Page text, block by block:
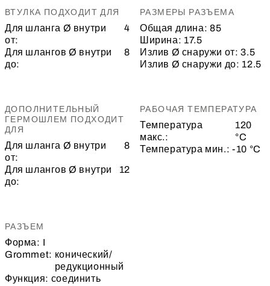
ВТУЛКА ПОДХОДИТ ДЛЯ
Для шланга Ø внутри
от:
4
Для шлангов Ø внутри
до:
8
РАЗМЕРЫ РАЗЪЕМА
Общая длина: 85
Ширина: 17.5
Излив Ø снаружи от: 3.5
Излив Ø снаружи до: 12.5
ДОПОЛНИТЕЛЬНЫЙ
ГЕРМОШЛЕМ ПОДХОДИТ
ДЛЯ
Для шланга Ø внутри
от:
8
Для шлангов Ø внутри
до:
12
РАБОЧАЯ ТЕМПЕРАТУРА
Температура
макс.:
120
°C
Температура мин.: -10 °C
РАЗЪЕМ
Форма: I
Grommet: конический/
редукционный
Функция: соединить